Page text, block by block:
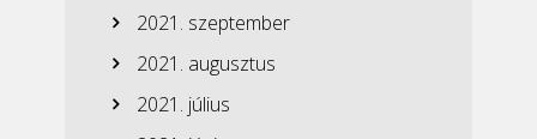
2021. szeptember
2021. augusztus
2021. július